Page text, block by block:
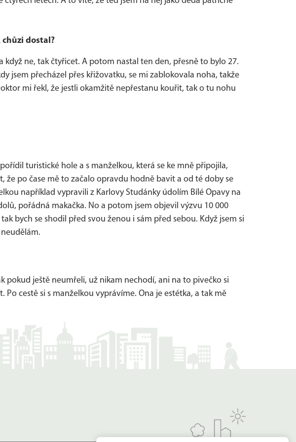
dostal?
ne, tak čtyřicet. A potom nastal ten den, přesně to bylo 27.
jsem přecházel přes křižovatku, se mi zablokovala noha, takže
mi řekl, že jestli okamžitě nepřestanu kouřit, tak o tu nohu
turistické hole a s manželkou, která se ke mně připojila,
po čase mě to začalo opravdu hodně bavit a od té doby se
například vypravili z Karlovy Studánky údolím Bílé Opavy na
pořádná makačka. No a potom jsem objevil výzvu 10 000
bych se shodil před svou ženou i sám před sebou. Když jsem si
pokud ještě neumřeli, už nikam nechodí, ani na to pivečko si
cestě si s manželkou vyprávíme. Ona je estétka, a tak mě